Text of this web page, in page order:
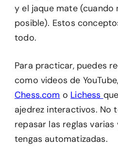
y el jaque mate (cuando
posible). Estos
todo.
Para practicar, puedes
como videos de
Chess.com o Lichess
ajedrez interactivos. No
repasar las reglas
tengas automatizadas.